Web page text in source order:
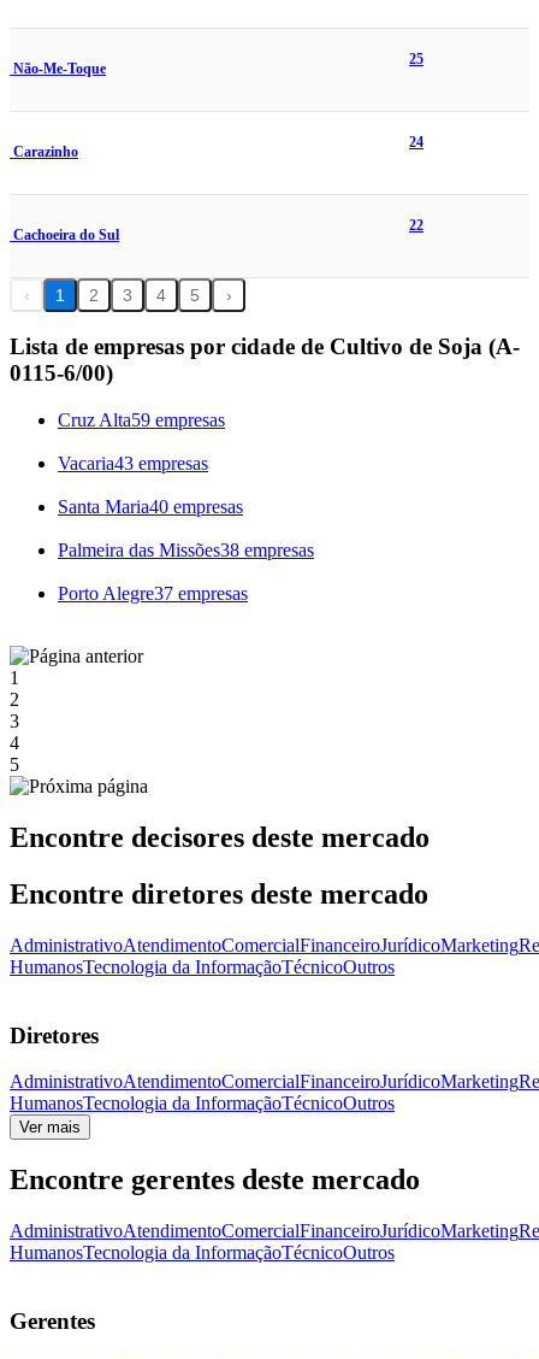
Não-Me-Toque
25
Carazinho
24
Cachoeira do Sul
22
‹ 1 2 3 4 5 ›
Lista de empresas por cidade de Cultivo de Soja (A-
0115-6/00)
Cruz Alta59 empresas
Vacaria43 empresas
Santa Maria40 empresas
Palmeira das Missões38 empresas
Porto Alegre37 empresas
1
2
3
4
5
Encontre decisores deste mercado
Encontre diretores deste mercado
AdministrativoAtendimentoComercialFinanceiroJurídicoMarketing
HumanosTecnologia da InformaçãoTécnicoOutros
Diretores
AdministrativoAtendimentoComercialFinanceiroJurídicoMarketing
HumanosTecnologia da InformaçãoTécnicoOutros
Ver mais
Encontre gerentes deste mercado
AdministrativoAtendimentoComercialFinanceiroJurídicoMarketing
HumanosTecnologia da InformaçãoTécnicoOutros
Gerentes